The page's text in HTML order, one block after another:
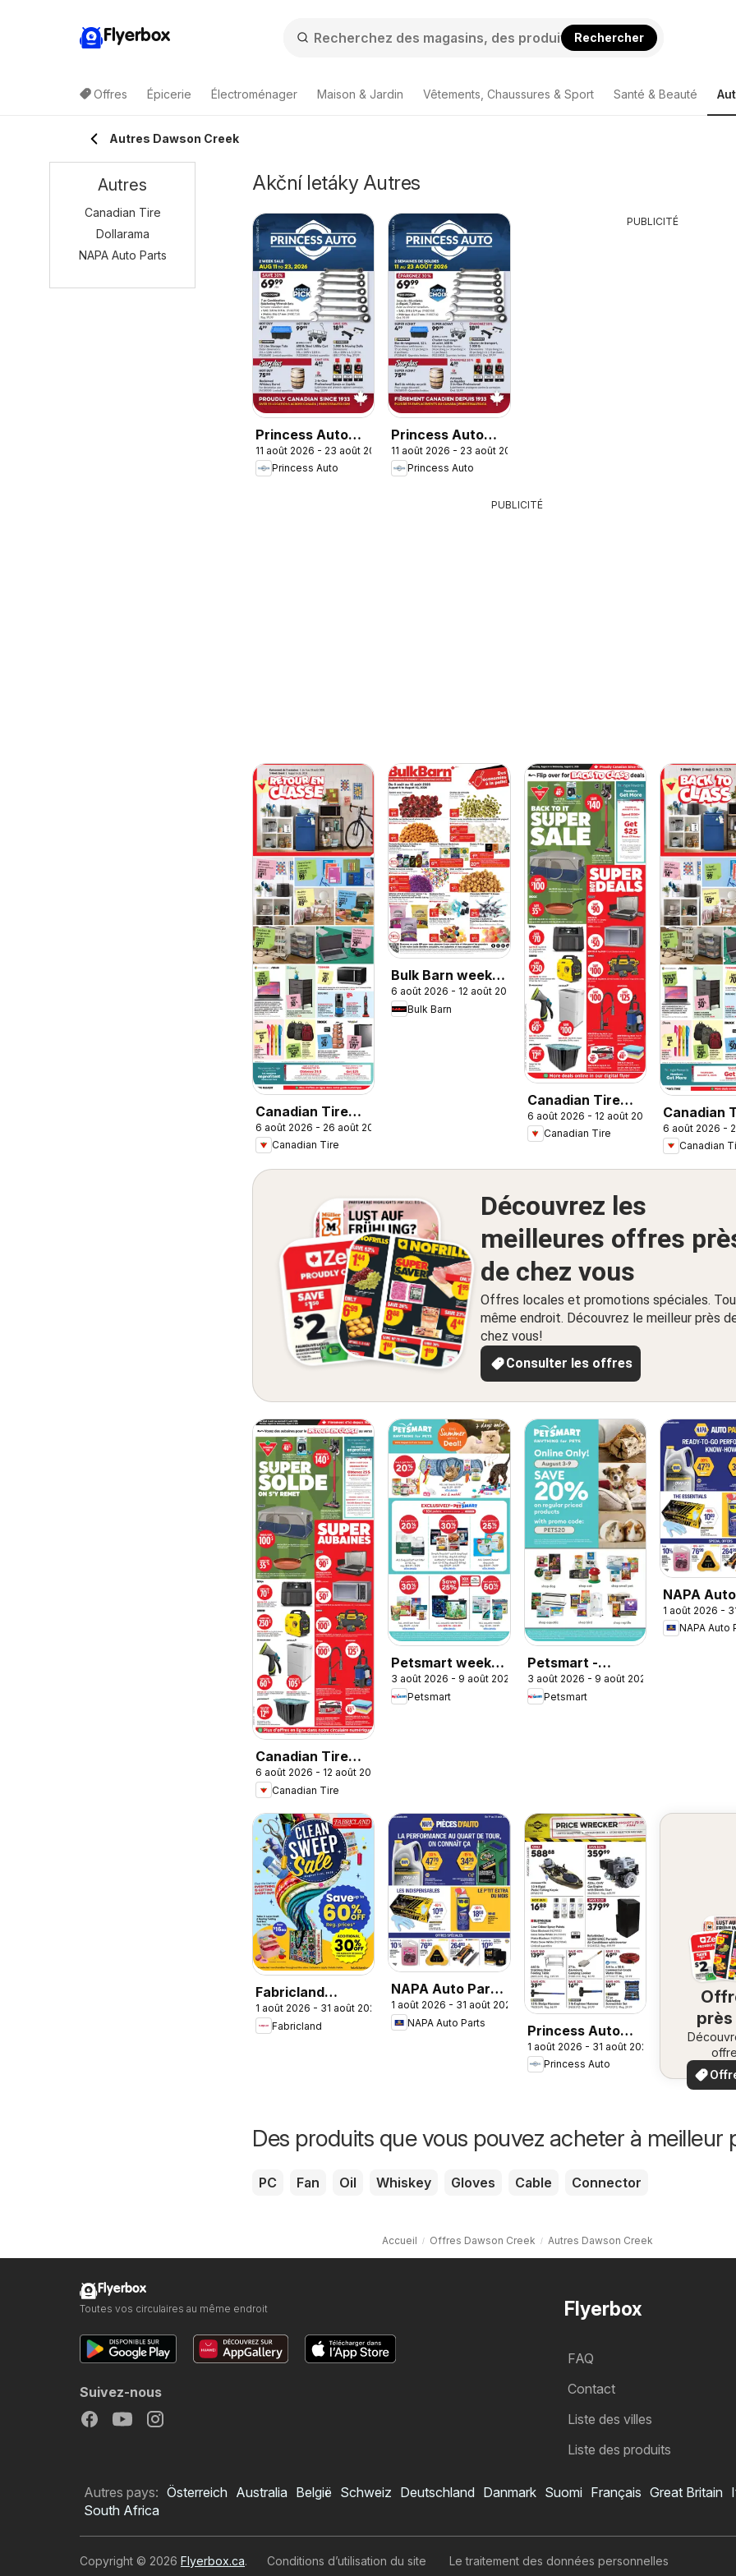
Flyerbox Rechercher
Offres Épicerie Électroménager Maison & Jardin Vêtements, Chaussures & Sport Santé & Beauté
Autres Dawson Creek
Akční letáky Autres
Princess Auto
flyer - 2 Week
Sale!
11 août 2026 - 23 août 2026
Princess Auto
Princess Auto
circulaire - 2
Semaines de
11 août 2026 - 23 août 2026
Princess Auto
PUBLICITÉ
PUBLICITÉ
Canadian Tire
circulaire -
Retour en classe
6 août 2026 - 26 août 2026
Canadian Tire
Bulk Barn weekly
flyer / circulaire
6 août 2026 - 12 août 2026
Bulk Barn
Canadian Tire
weekly flyer
6 août 2026 - 12 août 2026
Canadian Tire
Canadian
flyer -
Class
6 août 2026 -
Canadian
Découvrez les
meilleures offres
de chez vous
Offres locales et promotions spéciales.
même endroit. Découvrez le meilleur près
chez vous!
Consulter les offres
Canadian Tire
circulaire
6 août 2026 - 12 août 2026
Canadian Tire
Petsmart weekly
flyer / circulaire
3 août 2026 - 9 août 2026
Petsmart
Petsmart -
Weekend Flyer
3 août 2026 - 9 août 2026
Petsmart
NAPA
weekly
1 août 2026 -
NAPA Auto
Fabricland
weekly flyer /
circulaire
1 août 2026 - 31 août 2026
Fabricland
NAPA Auto Parts
circulaire
1 août 2026 - 31 août 2026
NAPA Auto Parts
Princess Auto
flyer - Price
Wrecker
1 août 2026 - 31 août 2026
Princess Auto
près
Des produits que vous pouvez acheter à meilleur
PC Fan Oil Whiskey Gloves Cable Connector
Accueil Offres Dawson Creek Autres Dawson Creek
Autres
Canadian Tire
Dollarama
NAPA Auto Parts
Flyerbox
FAQ
Contact
Liste des villes
Liste des produits
Flyerbox
Toutes vos circulaires au même endroit
Suivez-nous
Autres pays: Österreich Australia België Schweiz Deutschland Danmark Suomi Français Great Britain
South Africa
Copyright © 2026 Flyerbox.ca. Conditions d’utilisation du site Le traitement des données personnelles